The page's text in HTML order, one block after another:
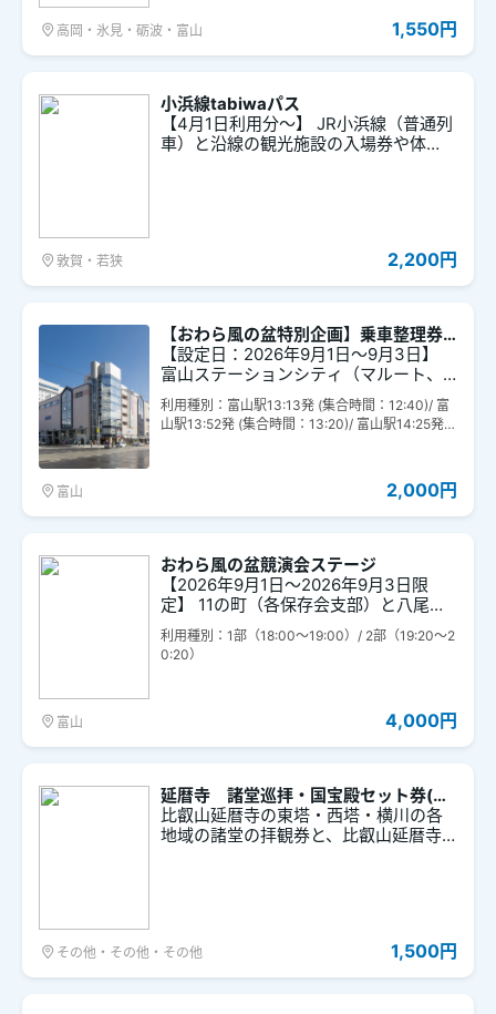
高岡・氷見・砺波・富山 1,550円
小浜線tabiwaパス
【4月1日利用分～】 JR小浜線（普通列
車）と沿線の観光施設の入場券や体
敦賀・若狭 2,200円
【おわら風の盆特別企画】乗車整理券
付富山ステーションシティショッピン
グチケット
【設定日：2026年9月1日～9月3日】
富山ステーションシティ（マルート、
とやマルシェ、マリエとやま、牛島パ
ーク）の各店舗（一部のテナント除
く）で使える2,000円分のショッピング
間中1回最大5枚までご購入可能です。 ※
ご乗車を希望される列車を指定してご
望の時間のチケットがご購入できない
場合がございます。本チケット以外に
も当日富山駅で整理券を配布いたしま
す。 ※本チケットには富山駅から越中八
尾駅までの乗車券はありません。な
お、IC乗車券で富山駅から越中八尾駅
トは9月4日（金）までご利用可能で
す。 ※乗車列車の集合時間にお気を付け
ください。
利用種別：富山駅13:13発 (集合時間：12:40)/ 富
山駅13:52発 (集合時間：13:20)/ 富山駅14:25発
23発 (集合時間：15:50)/ 富山駅17:25発 (集合時
間：16:45)/ 富山駅18:55発 (集合時間：18:25)
富山 2,000円
おわら風の盆競演会ステージ
【2026年9月1日～2026年9月3日限
定】 11の町（各保存会支部）と八尾高
校の郷土芸能部によるおわらの実演 ※３
日の最終日の第２部はステージ鑑賞に
加えてちょっとしたお楽しみ体験があ
利用種別：1部（18:00～19:00）/ 2部（19:20～2
0:20）
富山 4,000円
延暦寺 諸堂巡拝・国宝殿セット券(東
塔・西塔・横川巡拝券+国宝殿拝観券)
比叡山延暦寺の東塔・西塔・横川の各
地域の諸堂の拝観券と、比叡山延暦寺
その他・その他・その他 1,500円